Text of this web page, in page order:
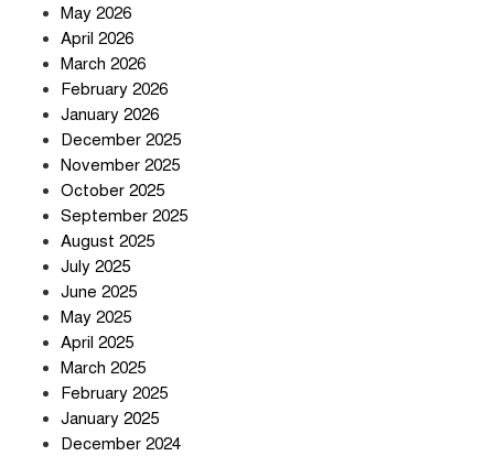
May 2026
April 2026
March 2026
February 2026
January 2026
December 2025
November 2025
October 2025
September 2025
August 2025
July 2025
June 2025
May 2025
April 2025
March 2025
February 2025
January 2025
December 2024